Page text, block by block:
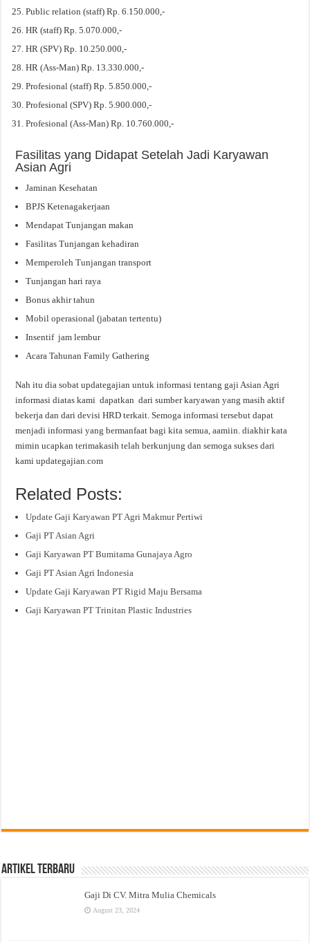
Public relation (staff) Rp. 6.150.000,-
HR (staff) Rp. 5.070.000,-
HR (SPV) Rp. 10.250.000,-
HR (Ass-Man) Rp. 13.330.000,-
Profesional (staff) Rp. 5.850.000,-
Profesional (SPV) Rp. 5.900.000,-
Profesional (Ass-Man) Rp. 10.760.000,-
Fasilitas yang Didapat Setelah Jadi Karyawan
Asian Agri
Jaminan Kesehatan
BPJS Ketenagakerjaan
Mendapat Tunjangan makan
Fasilitas Tunjangan kehadiran
Memperoleh Tunjangan transport
Tunjangan hari raya
Bonus akhir tahun
Mobil operasional (jabatan tertentu)
Insentif jam lembur
Acara Tahunan Family Gathering
Nah itu dia sobat updategajian untuk informasi tentang gaji Asian Agri
informasi diatas kami dapatkan dari sumber karyawan yang masih aktif
bekerja dan dari devisi HRD terkait. Semoga informasi tersebut dapat
menjadi informasi yang bermanfaat bagi kita semua, aamiin. diakhir kata
mimin ucapkan terimakasih telah berkunjung dan semoga sukses dari
kami updategajian.com
Related Posts:
Update Gaji Karyawan PT Agri Makmur Pertiwi
Gaji PT Asian Agri
Gaji Karyawan PT Bumitama Gunajaya Agro
Gaji PT Asian Agri Indonesia
Update Gaji Karyawan PT Rigid Maju Bersama
Gaji Karyawan PT Trinitan Plastic Industries
Artikel Terbaru
Gaji Di CV. Mitra Mulia Chemicals
August 23, 2024